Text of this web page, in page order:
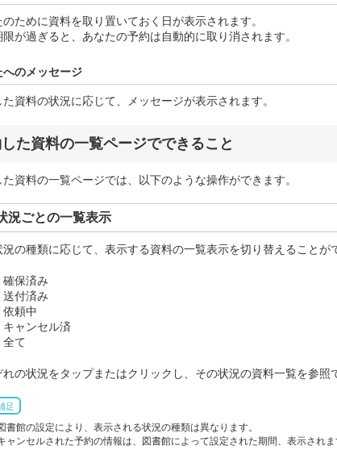
のために資料を取り置いておく日が表示されます。
が過ぎると、あなたの予約は自動的に取り消されます。
へのメッセージ
資料の状況に応じて、メッセージが表示されます。
た資料の一覧ページでできること
資料の一覧ページでは、以下のような操作ができます。
況ごとの一覧表示
況の種類に応じて、表示する資料の一覧表示を切り替えることが
確保済み
送付済み
依頼中
キャンセル済
全て
れの状況をタップまたはクリックし、その状況の資料一覧を参照
足
書館の設定により、表示される状況の種類は異なります。
ャンセルされた予約の情報は、図書館によって設定された期間、表示されま